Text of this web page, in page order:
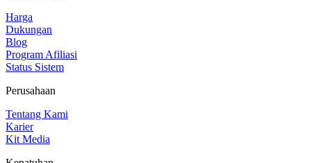
Harga
Dukungan
Blog
Program Afiliasi
Status Sistem
Perusahaan
Tentang Kami
Karier
Kit Media